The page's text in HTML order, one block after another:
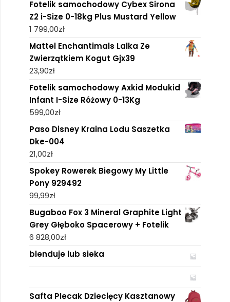
Fotelik samochodowy Cybex Sirona
Z2 i-Size 0-18kg Plus Mustard Yellow
1 799,00zł
Mattel Enchantimals Lalka Ze
Zwierzątkiem Kogut Gjx39
23,90zł
Fotelik samochodowy Axkid Modukid
Infant I-Size Różowy 0-13Kg
599,00zł
Paso Disney Kraina Lodu Saszetka
Dke-004
21,00zł
Spokey Rowerek Biegowy My Little
Pony 929492
99,99zł
Bugaboo Fox 3 Mineral Graphite Light
Grey Głęboko Spacerowy + Fotelik
6 828,00zł
blenduje lub sieka
Safta Plecak Dziecięcy Kasztanowy